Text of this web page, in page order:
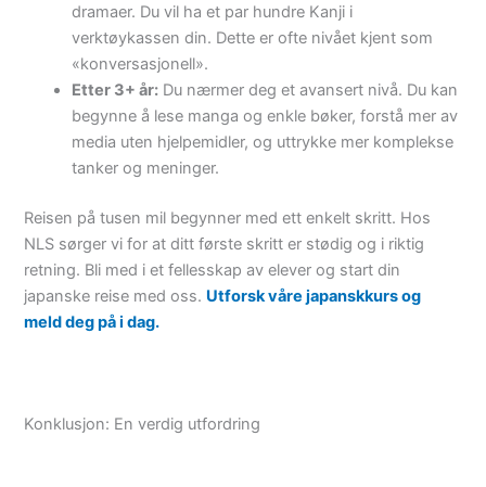
dramaer. Du vil ha et par hundre Kanji i
verktøykassen din. Dette er ofte nivået kjent som
«konversasjonell».
Etter 3+ år: Du nærmer deg et avansert nivå. Du kan
begynne å lese manga og enkle bøker, forstå mer av
media uten hjelpemidler, og uttrykke mer komplekse
tanker og meninger.
Reisen på tusen mil begynner med ett enkelt skritt. Hos
NLS sørger vi for at ditt første skritt er stødig og i riktig
retning. Bli med i et fellesskap av elever og start din
japanske reise med oss. Utforsk våre japanskkurs og
meld deg på i dag.
Konklusjon: En verdig utfordring